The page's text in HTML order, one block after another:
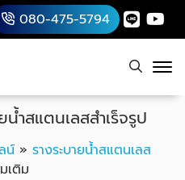
080-475-5794
น์ » รางระบายน้ำสแตนเลส
เติม
น้ำสแตนเลสสำเร็จรูป